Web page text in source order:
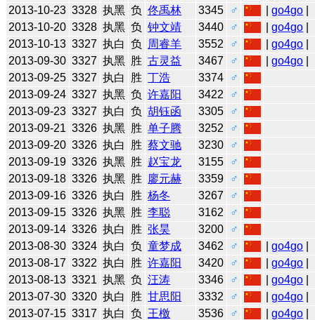
2013-10-23 3328 执黑 负 佟禹林 3345 ♂ |go4go
2013-10-20 3328 执黑 负 钟文靖 3440 ♂ |go4go
2013-10-13 3327 执白 负 周睿羊 3552 ♂ |go4go
2013-09-30 3327 执黑 胜 古灵益 3467 ♂ |go4go
2013-09-25 3327 执白 胜 丁浩 3374
♂
2013-09-24 3327 执黑 负 许嘉阳 3422
♂
2013-09-23 3327 执白 负 胡钰函 3305
♂
2013-09-21 3326 执黑 胜 单子腾 3252
♂
2013-09-20 3326 执白 胜 蔡文驰 3230
♂
2013-09-19 3326 执黑 胜 赵宝龙 3155
♂
2013-09-18 3326 执黑 胜 廖元赫 3359
♂
2013-09-16 3326 执白 胜 杨冬 3267
♂
2013-09-15 3326 执黑 胜 李聪 3162
♂
2013-09-14 3326 执白 胜 张昊 3200
♂
2013-08-30 3324 执白 负 童梦成 3462 ♂ |go4go
2013-08-17 3322 执白 胜 许嘉阳 3420 ♂ |go4go
2013-08-13 3321 执黑 负 汪涛 3346 ♂ |go4go
2013-07-30 3320 执白 胜 甘思阳 3332 ♂ |go4go
2013-07-15 3317 执白 负 王檄 3536 ♂ |go4go